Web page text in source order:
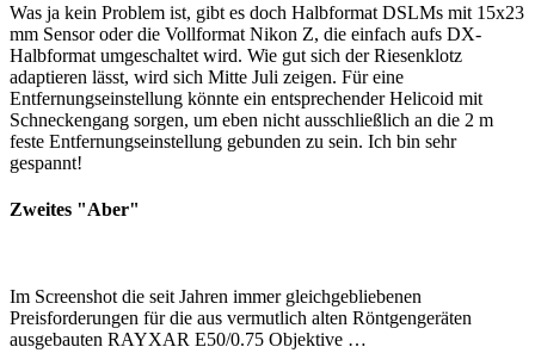
Was ja kein Problem ist, gibt es doch Halbformat DSLMs mit 15x23
mm Sensor oder die Vollformat Nikon Z, die einfach aufs DX-
Halbformat umgeschaltet wird. Wie gut sich der Riesenklotz
adaptieren lässt, wird sich Mitte Juli zeigen. Für eine
Entfernungseinstellung könnte ein entsprechender Helicoid mit
Schneckengang sorgen, um eben nicht ausschließlich an die 2 m
feste Entfernungseinstellung gebunden zu sein. Ich bin sehr
gespannt!
Zweites "Aber"
Im Screenshot die seit Jahren immer gleichgebliebenen
Preisforderungen für die aus vermutlich alten Röntgengeräten
ausgebauten RAYXAR E50/0.75 Objektive …